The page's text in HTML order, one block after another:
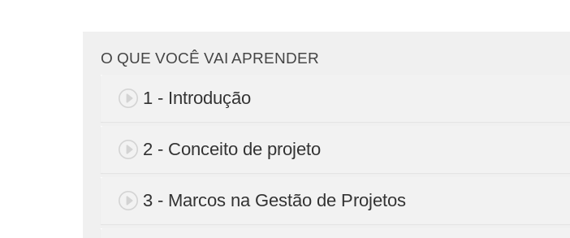
O QUE VOCÊ VAI APRENDER
1 - Introdução
2 - Conceito de projeto
3 - Marcos na Gestão de Projetos